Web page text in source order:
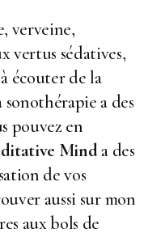
verveine,
vertus sédatives,
écouter de la
a des
pouvez en
Minda des
de vos
aussi surmon
aux bols de